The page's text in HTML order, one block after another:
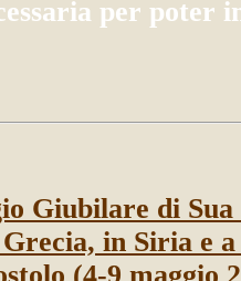
per poter
Giubilare di Sua
in Siria e